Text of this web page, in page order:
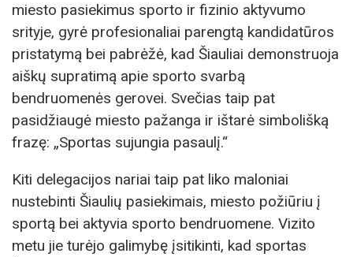
miesto pasiekimus sporto ir fizinio aktyvumo
srityje, gyrė profesionaliai parengtą kandidatūros
pristatymą bei pabrėžė, kad Šiauliai demonstruoja
aiškų supratimą apie sporto svarbą
bendruomenės gerovei. Svečias taip pat
pasidžiaugė miesto pažanga ir ištarė simbolišką
frazę: „Sportas sujungia pasaulį.“
Kiti delegacijos nariai taip pat liko maloniai
nustebinti Šiaulių pasiekimais, miesto požiūriu į
sportą bei aktyvia sporto bendruomene. Vizito
metu jie turėjo galimybę įsitikinti, kad sportas